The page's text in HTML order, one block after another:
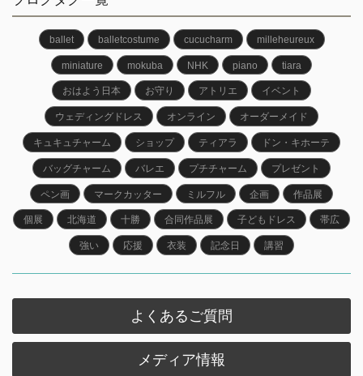
ballet balletcostume cucucharm milleheureux
miniature mokuba NHK piano tiara
おはよう日本 お守り アトリエ イベント
ウェディングドレス オンライン オーダーメイド
キュキュチャーム ショップ ティアラ ドン・キホーテ
バッグチャーム バレエ プチチャーム プレゼント
ペン画 マークカッター ミルフル 企画 作品展
個展 北海道 十勝 合同作品展 子どもドレス 帯広
強い 応援 衣装 記念日 講習
よくあるご質問
メディア情報